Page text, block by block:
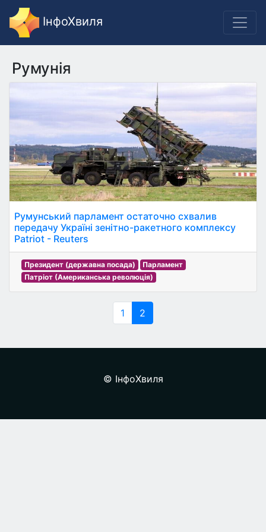
ІнфоХвиля
Румунія
Румунський парламент остаточно схвалив
передачу Україні зенітно-ракетного комплексу
Patriot - Reuters
Президент (державна посада)
Парламент
Патріот (Американська революція)
1 2
© ІнфоХвиля